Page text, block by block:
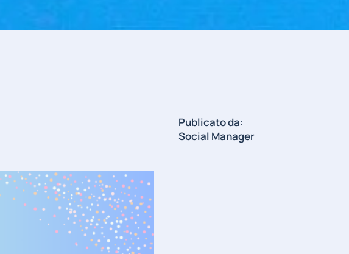
Publicato da:
Social Manager